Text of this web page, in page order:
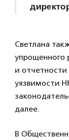
Светлана
упрощенного
и
уязвимости
далее.
В